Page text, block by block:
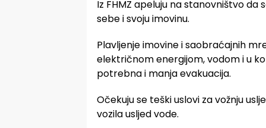
Iz FHMZ apeluju na stanovništvo
sebe i svoju imovinu.
Plavljenje imovine i saobraćajnih
električnom energijom, vodom i u
potrebna i manja evakuacija.
Očekuju se teški uslovi za vožnju
vozila usljed vode.